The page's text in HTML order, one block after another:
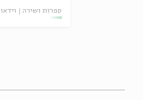
ספרות ושירה וידאו